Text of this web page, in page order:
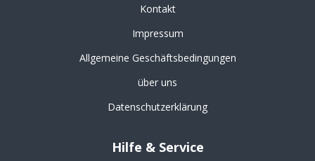
Kontakt
Impressum
Allgemeine Geschäftsbedingungen
über uns
Datenschutzerklärung
Hilfe & Service